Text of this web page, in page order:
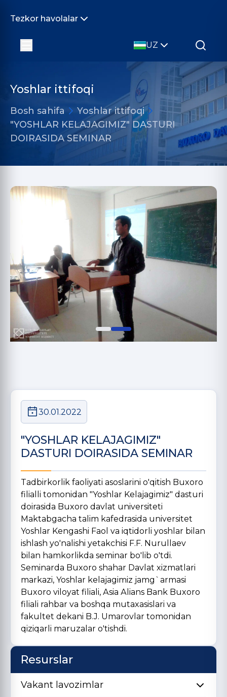
Tezkor havolalar
UZ
Yoshlar ittifoqi
Bosh sahifa
Yoshlar ittifoqi
"YOSHLAR KELAJAGIMIZ" DASTURI
DOIRASIDA SEMINAR
30.01.2022
"YOSHLAR KELAJAGIMIZ"
DASTURI DOIRASIDA SEMINAR
Tadbirkorlik faoliyati asoslarini o'qitish Buxoro
filialli tomonidan "Yoshlar Kelajagimiz" dasturi
doirasida Buxoro davlat universiteti
Maktabgacha talim kafedrasida universitet
Yoshlar Kengashi Faol va iqtidorli yoshlar bilan
ishlash yo'nalishi yetakchisi F.F. Nurullaev
bilan hamkorlikda seminar bo'lib o'tdi.
Seminarda Buxoro shahar Davlat xizmatlari
markazi, Yoshlar kelajagimiz jamg`armasi
Buxoro viloyat filiali, Аsia Аlians Bank Buxoro
filiali rahbar va boshqa mutaxasislari va
fakultet dekani B.J. Umarovlar tomonidan
qiziqarli maruzalar o'tishdi.
Resurslar
Vakant lavozimlar